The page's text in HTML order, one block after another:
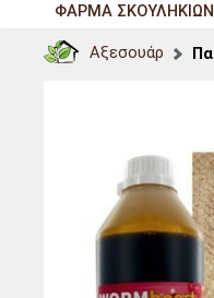
ΦΆΡΜΑ ΣΚΟΥΛΗΚΙΏΝ
Αξεσουάρ